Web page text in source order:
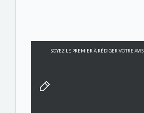
SOYEZ LE PREMIER À RÉDIGER VOTRE AVIS